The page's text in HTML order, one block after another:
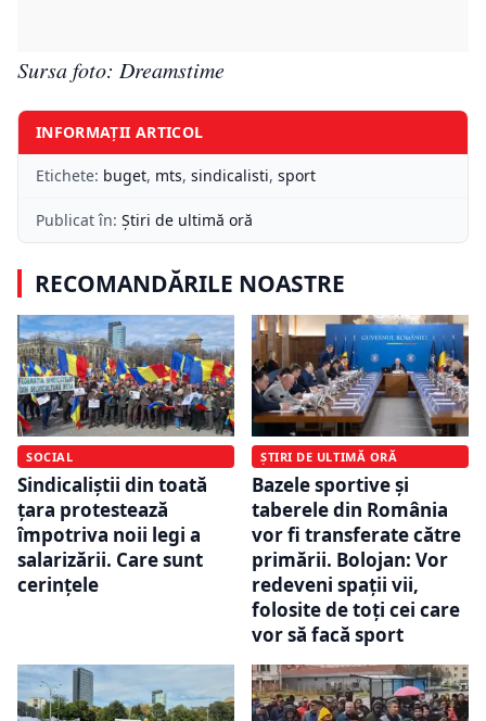
Sursa foto: Dreamstime
INFORMAȚII ARTICOL
Etichete: buget, mts, sindicalisti, sport
Publicat în: Știri de ultimă oră
RECOMANDĂRILE NOASTRE
SOCIAL
Sindicaliștii din toată
țara protestează
împotriva noii legi a
salarizării. Care sunt
cerințele
ȘTIRI DE ULTIMĂ ORĂ
Bazele sportive și
taberele din România
vor fi transferate către
primării. Bolojan: Vor
redeveni spații vii,
folosite de toți cei care
vor să facă sport